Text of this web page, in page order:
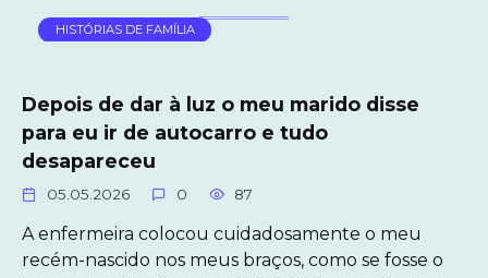
HISTÓRIAS DE FAMÍLIA
Depois de dar à luz o meu marido disse
para eu ir de autocarro e tudo
desapareceu
05.05.2026 0 87
A enfermeira colocou cuidadosamente o meu
recém-nascido nos meus braços, como se fosse o